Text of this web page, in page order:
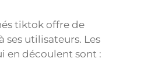
tiktok offre de
ses utilisateurs. Les
en découlent sont :